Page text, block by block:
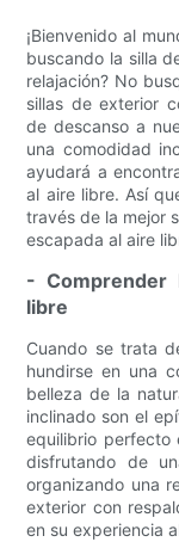
¡Bienvenido al
buscando la silla
relajación? No
sillas de exterior
de descanso a
una comodidad
ayudará a
al aire libre. Así
través de la mejor
escapada al aire
- Comprender
libre
Cuando se trata
hundirse en una
belleza de la
inclinado son el
equilibrio perfecto
disfrutando de
organizando una
exterior con
en su experiencia